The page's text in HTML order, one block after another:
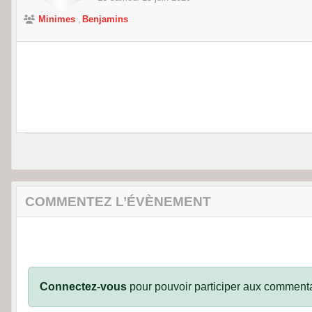
Minimes Benjamins
COMMENTEZ L’ÉVÈNEMENT
Connectez-vous pour pouvoir participer aux